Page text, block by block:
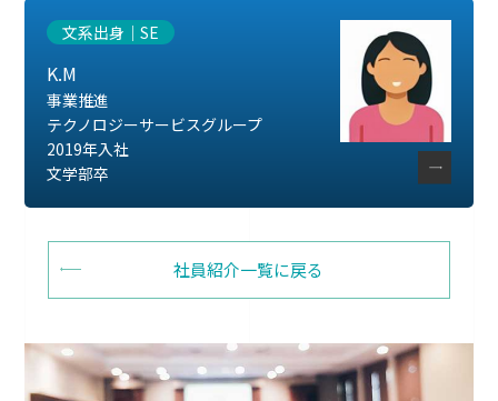
文系出身｜SE
K.M
事業推進
テクノロジーサービスグループ
2019年入社
文学部卒
社員紹介一覧に戻る